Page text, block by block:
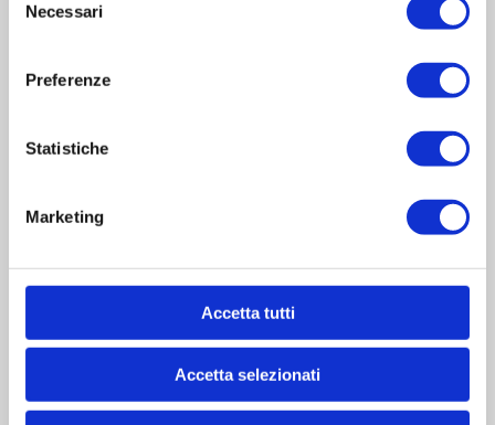
delNecessari
Preferenze
Statistiche
Marketing
Accetta tutti
Accetta selezionati
42045 Luzzara
Azienda
Faq
Contatti
Informativa sulla Privacy
Condizioni Generali di Vendita